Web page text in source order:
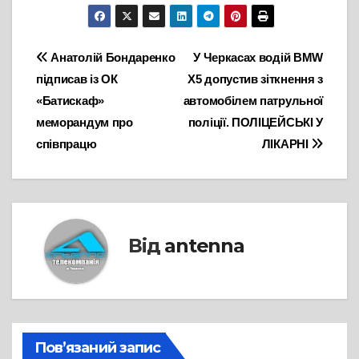
Навігація
записів
У Черкасах водій BMW
X5 допустив зіткнення з
автомобілем патрульної
поліції. ПОЛІЦЕЙСЬКІ У
ЛІКАРНІ
Анатолій Бондаренко
підписав із ОК
«Батискаф»
меморандум про
співпрацю
Від antenna
Пов’язаний запис